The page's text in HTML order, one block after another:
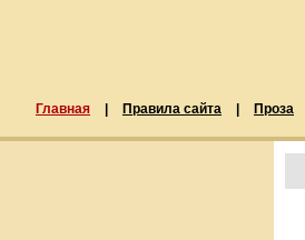
Главная Правила сайта Проза